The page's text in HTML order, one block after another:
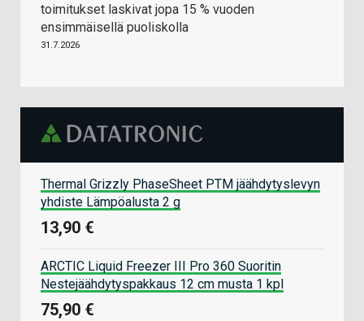
toimitukset laskivat jopa 15 % vuoden
ensimmäisellä puoliskolla
31.7.2026
Thermal Grizzly PhaseSheet PTM jäähdytyslevyn
yhdiste Lämpöalusta 2 g
13,90 €
ARCTIC Liquid Freezer III Pro 360 Suoritin
Nestejäähdytyspakkaus 12 cm musta 1 kpl
75,90 €